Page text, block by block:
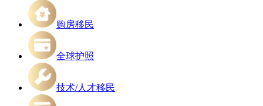
购房移民
全球护照
技术/人才移民